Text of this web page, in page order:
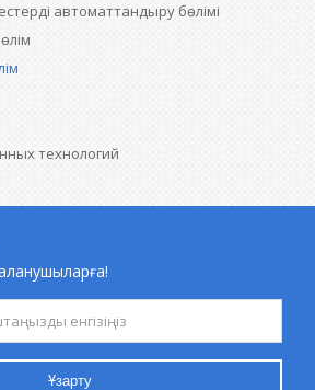
автоматтандыру бөлімі
технологий
Ұзарту